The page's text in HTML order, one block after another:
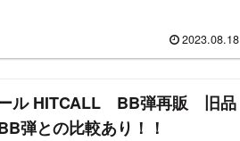
2023.08.18
ール HITCALL BB弾再販 旧品
弾との比較あり！！